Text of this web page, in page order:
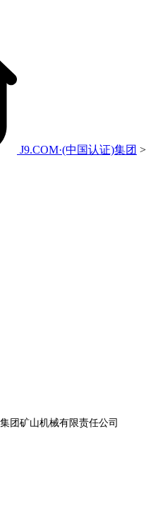
J9.COM·(中国认证)集团 >
团矿山机械有限责任公司